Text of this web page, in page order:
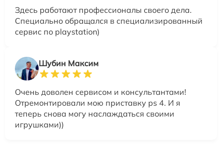
Здесь работают профессионалы своего дела.
Специально обращался в специализированный
сервис по playstation)
Шубин Максим
Очень доволен сервисом и консультантами!
Отремонтировали мою приставку ps 4. И я
теперь снова могу наслаждаться своими
игрушками))